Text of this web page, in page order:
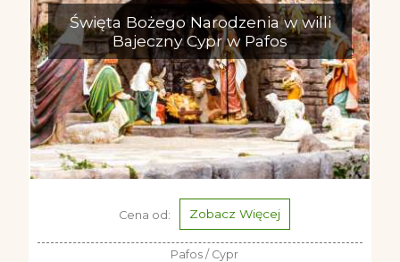
Święta Bożego Narodzenia w willi
Bajeczny Cypr w Pafos
Cena od: Zobacz Więcej
Pafos / Cypr